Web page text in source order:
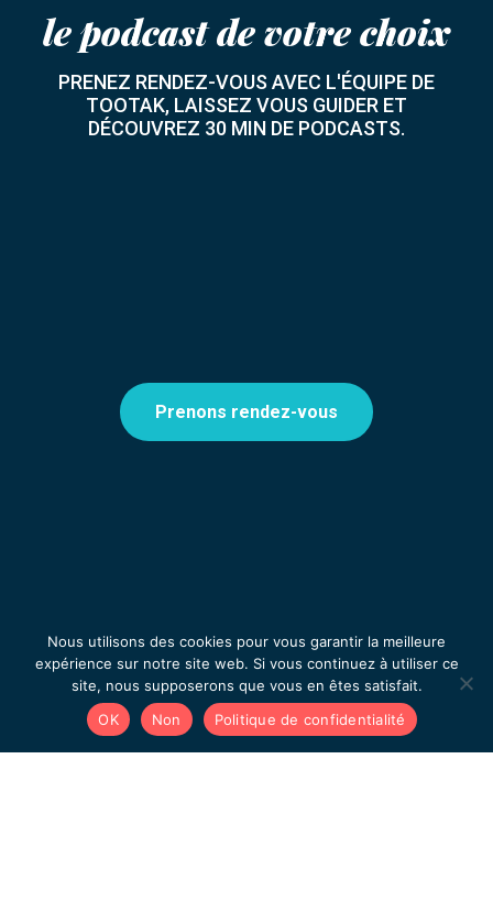
le podcast de votre choix
PRENEZ RENDEZ-VOUS AVEC L'ÉQUIPE DE
TOOTAK, LAISSEZ VOUS GUIDER ET
DÉCOUVREZ 30 MIN DE PODCASTS.
Prenons rendez-vous
Nous utilisons des cookies pour vous garantir la meilleure
expérience sur notre site web. Si vous continuez à utiliser ce
site, nous supposerons que vous en êtes satisfait.
OK
Non Politique de confidentialité